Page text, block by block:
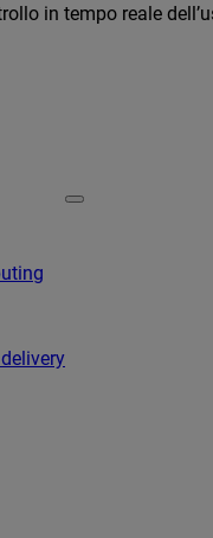
in tempo reale